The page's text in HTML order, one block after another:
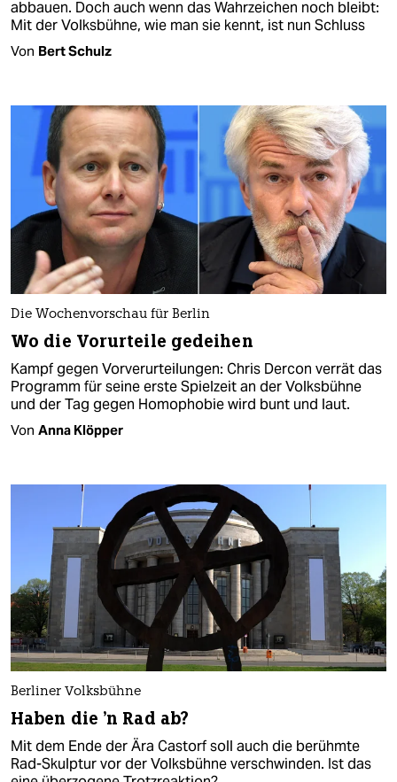
abbauen. Doch auch wenn das Wahrzeichen noch bleibt:
Mit der Volksbühne, wie man sie kennt, ist nun Schluss
Von Bert Schulz
Die Wochenvorschau für Berlin
Wo die Vorurteile gedeihen
Kampf gegen Vorverurteilungen: Chris Dercon verrät das
Programm für seine erste Spielzeit an der Volksbühne
und der Tag gegen Homophobie wird bunt und laut.
Von Anna Klöpper
Berliner Volksbühne
Haben die 'n Rad ab?
Mit dem Ende der Ära Castorf soll auch die berühmte
Rad-Skulptur vor der Volksbühne verschwinden. Ist das